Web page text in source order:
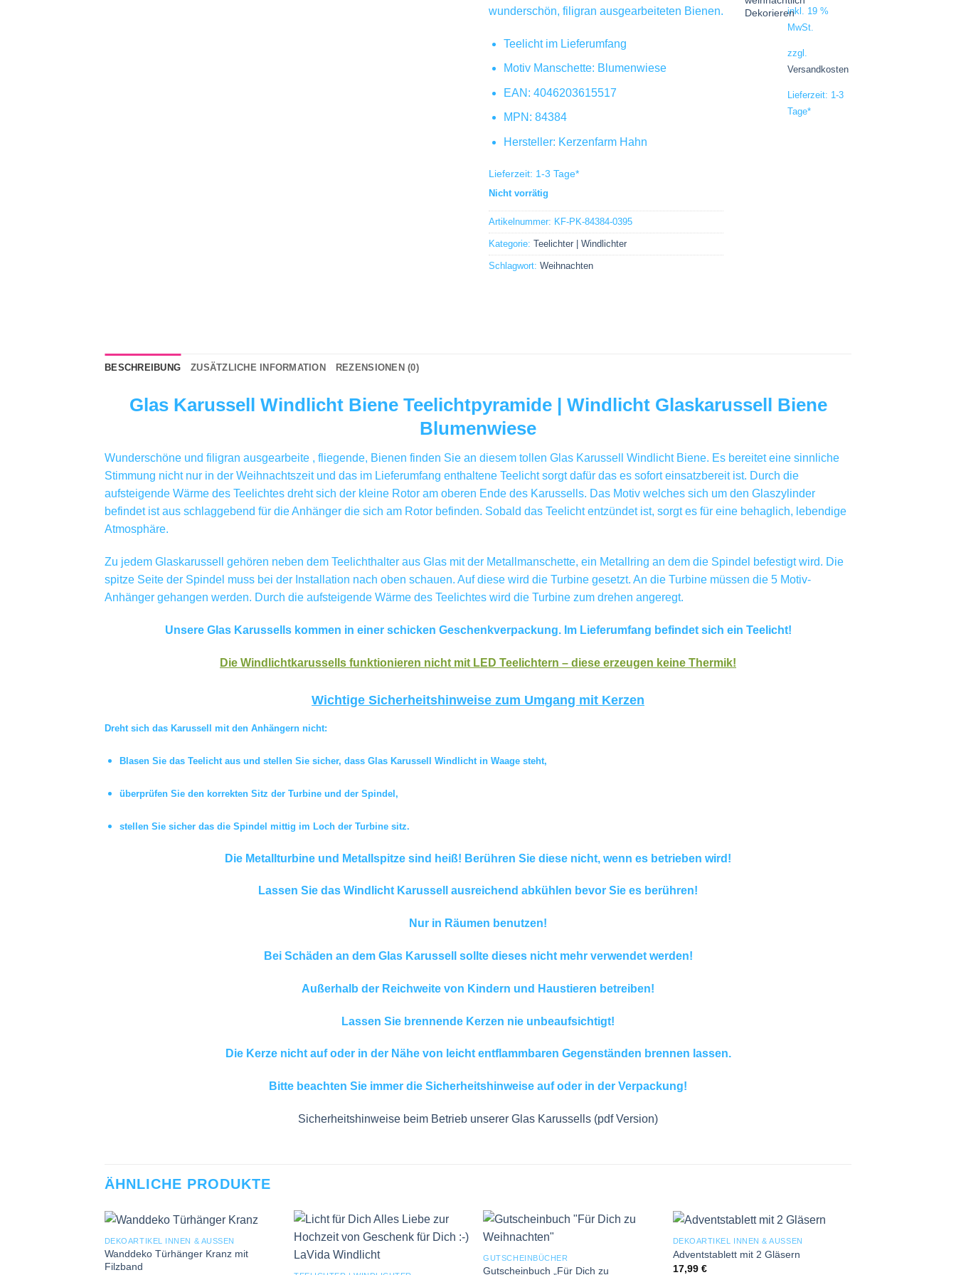
wunderschön, filigran ausgearbeiteten Bienen.
Teelicht im Lieferumfang
Motiv Manschette: Blumenwiese
EAN: 4046203615517
MPN: 84384
Hersteller: Kerzenfarm Hahn
Lieferzeit: 1-3 Tage*
Nicht vorrätig
Artikelnummer: KF-PK-84384-0395
Kategorie: Teelichter | Windlichter
Schlagwort: Weihnachten
inkl. 19 %
MwSt.
zzgl.
Versandkosten
Lieferzeit: 1-3
Tage*
BESCHREIBUNG ZUSÄTZLICHE INFORMATION REZENSIONEN (0)
Glas Karussell Windlicht Biene Teelichtpyramide | Windlicht Glaskarussell Biene
Blumenwiese
Wunderschöne und filigran ausgearbeite , fliegende, Bienen finden Sie an diesem tollen Glas Karussell Windlicht Biene. Es bereitet eine sinnliche
Stimmung nicht nur in der Weihnachtszeit und das im Lieferumfang enthaltene Teelicht sorgt dafür das es sofort einsatzbereit ist. Durch die
aufsteigende Wärme des Teelichtes dreht sich der kleine Rotor am oberen Ende des Karussells. Das Motiv welches sich um den Glaszylinder
befindet ist aus schlaggebend für die Anhänger die sich am Rotor befinden. Sobald das Teelicht entzündet ist, sorgt es für eine behaglich, lebendige
Atmosphäre.
Zu jedem Glaskarussell gehören neben dem Teelichthalter aus Glas mit der Metallmanschette, ein Metallring an dem die Spindel befestigt wird. Die
spitze Seite der Spindel muss bei der Installation nach oben schauen. Auf diese wird die Turbine gesetzt. An die Turbine müssen die 5 Motiv-
Anhänger gehangen werden. Durch die aufsteigende Wärme des Teelichtes wird die Turbine zum drehen angeregt.
Unsere Glas Karussells kommen in einer schicken Geschenkverpackung. Im Lieferumfang befindet sich ein Teelicht!
Die Windlichtkarussells funktionieren nicht mit LED Teelichtern – diese erzeugen keine Thermik!
Wichtige Sicherheitshinweise zum Umgang mit Kerzen
Dreht sich das Karussell mit den Anhängern nicht:
Blasen Sie das Teelicht aus und stellen Sie sicher, dass Glas Karussell Windlicht in Waage steht,
überprüfen Sie den korrekten Sitz der Turbine und der Spindel,
stellen Sie sicher das die Spindel mittig im Loch der Turbine sitz.
Die Metallturbine und Metallspitze sind heiß! Berühren Sie diese nicht, wenn es betrieben wird!
Lassen Sie das Windlicht Karussell ausreichend abkühlen bevor Sie es berühren!
Nur in Räumen benutzen!
Bei Schäden an dem Glas Karussell sollte dieses nicht mehr verwendet werden!
Außerhalb der Reichweite von Kindern und Haustieren betreiben!
Lassen Sie brennende Kerzen nie unbeaufsichtigt!
Die Kerze nicht auf oder in der Nähe von leicht entflammbaren Gegenständen brennen lassen.
Bitte beachten Sie immer die Sicherheitshinweise auf oder in der Verpackung!
Sicherheitshinweise beim Betrieb unserer Glas Karussells (pdf Version)
ÄHNLICHE PRODUKTE
Add to
wishlist
DEKOARTIKEL INNEN & AUSSEN
Wanddeko Türhänger Kranz mit
Filzband
GUTSCHEINBÜCHER
Gutscheinbuch „Für Dich zu
DEKOARTIKEL INNEN & AUSSEN
Adventstablett mit 2 Gläsern
17,99 €